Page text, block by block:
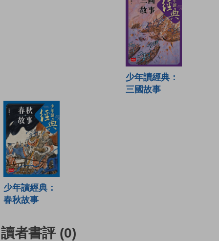
少年讀經典：
三國故事
少年讀經典：
春秋故事
讀者書評 (0)